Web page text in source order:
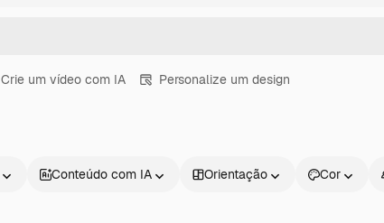
Crie um vídeo com IA Personalize um design
Conteúdo com IA Orientação Cor